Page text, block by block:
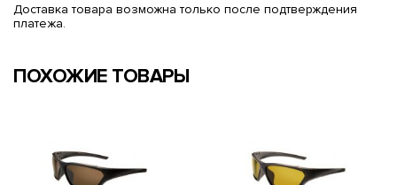
Доставка товара возможна только после подтверждения
платежа.
ПОХОЖИЕ ТОВАРЫ